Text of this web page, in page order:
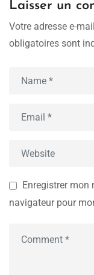
Laisser un
Votre adresse e-
obligatoires sont
Enregistrer mon
navigateur pour